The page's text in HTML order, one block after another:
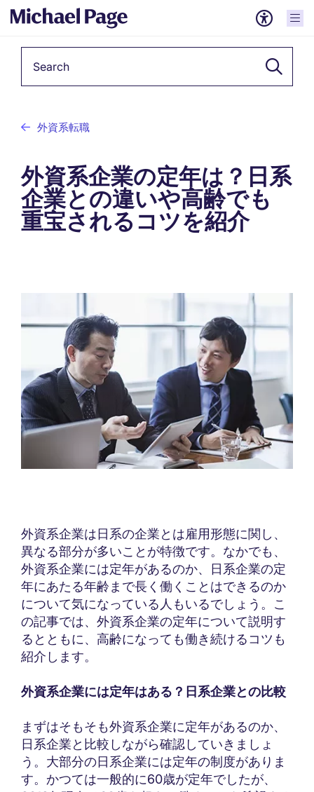
外資系転職
外資系企業の定年は？日系
企業との違いや高齢でも
重宝されるコツを紹介
外資系企業は日系の企業とは雇用形態に関し、
異なる部分が多いことが特徴です。なかでも、
外資系企業には定年があるのか、日系企業の定
年にあたる年齢まで長く働くことはできるのか
について気になっている人もいるでしょう。こ
の記事では、外資系企業の定年について説明す
るとともに、高齢になっても働き続けるコツも
紹介します。
外資系企業には定年はある？日系企業との比較
まずはそもそも外資系企業に定年があるのか、
日系企業と比較しながら確認していきましょ
う。大部分の日系企業には定年の制度がありま
す。かつては一般的に60歳が定年でしたが、